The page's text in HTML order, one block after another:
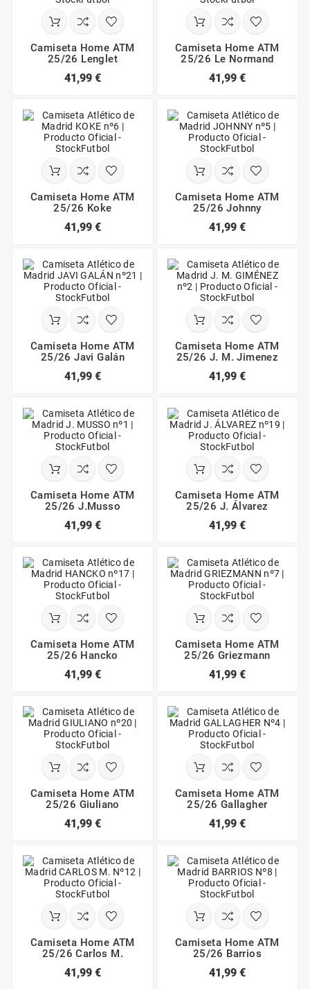
Camiseta Home ATM
25/26 Lenglet
41,99 €
Camiseta Home ATM
25/26 Le Normand
41,99 €
Camiseta Home ATM
25/26 Koke
41,99 €
Camiseta Home ATM
25/26 Johnny
41,99 €
Camiseta Home ATM
25/26 Javi Galán
41,99 €
Camiseta Home ATM
25/26 J. M. Jimenez
41,99 €
Camiseta Home ATM
25/26 J.Musso
41,99 €
Camiseta Home ATM
25/26 J. Álvarez
41,99 €
Camiseta Home ATM
25/26 Hancko
41,99 €
Camiseta Home ATM
25/26 Griezmann
41,99 €
Camiseta Home ATM
25/26 Giuliano
41,99 €
Camiseta Home ATM
25/26 Gallagher
41,99 €
Camiseta Home ATM
25/26 Carlos M.
41,99 €
Camiseta Home ATM
25/26 Barrios
41,99 €